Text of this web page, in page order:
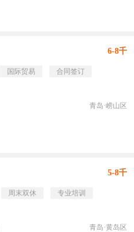
6-8千
国际贸易
合同签订
青岛·崂山区
5-8千
周末双休
专业培训
青岛·黄岛区